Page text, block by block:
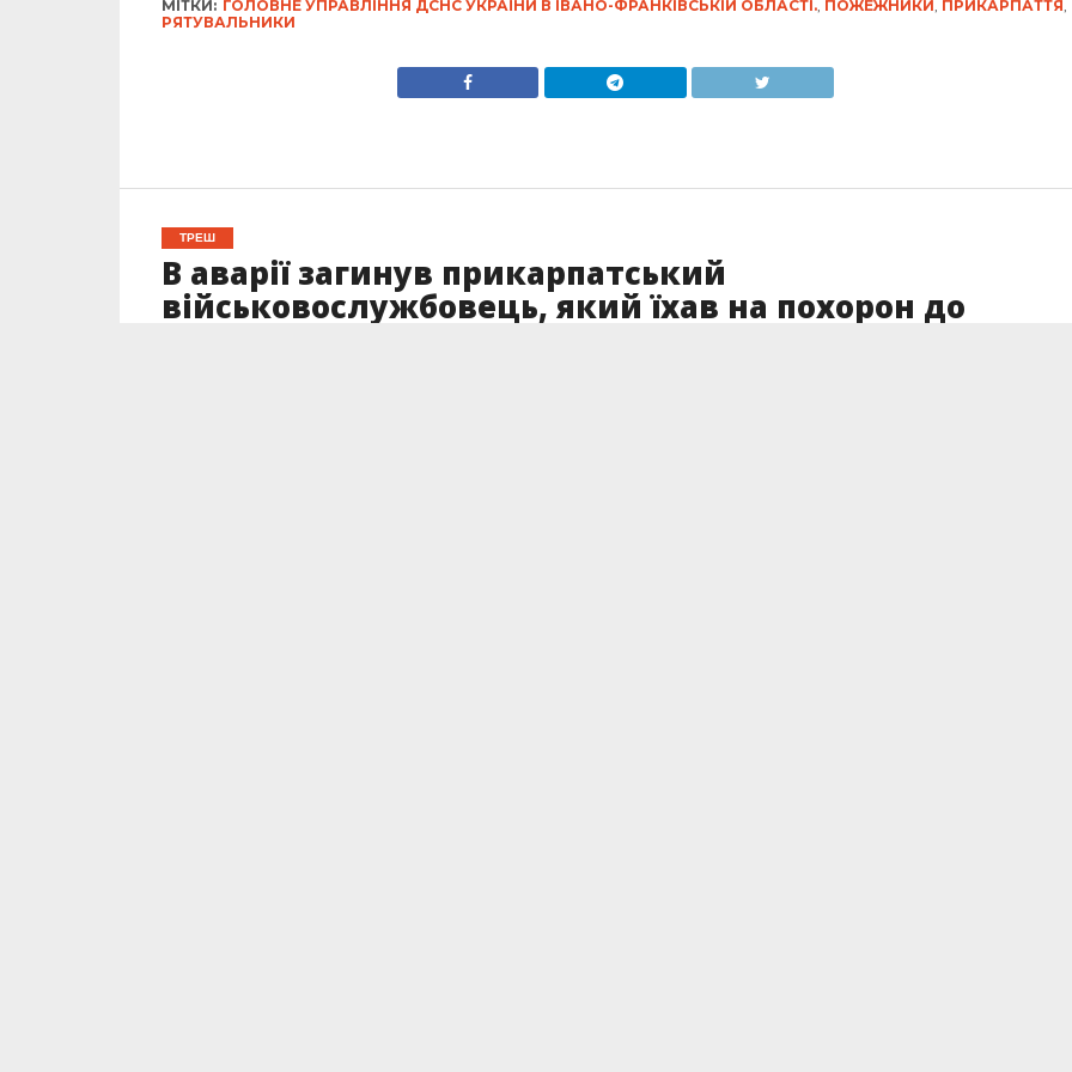
МІТКИ: ГОЛОВНЕ УПРАВЛІННЯ ДСНС УКРАЇНИ В ІВАНО-ФРАНКІВСЬКІЙ ОБЛАСТІ., ПОЖЕЖНИКИ ПРИКАРПАТТЯ
РЯТУВАЛЬНИКИ
ТРЕШ
В аварії загинув прикарпатський
військовослужбовець, який їхав на похорон до